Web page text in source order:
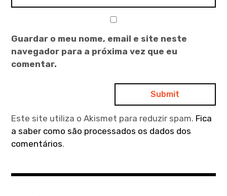
Guardar o meu nome, email e site neste
navegador para a próxima vez que eu
comentar.
Este site utiliza o Akismet para reduzir spam. Fica
a saber como são processados os dados dos
comentários.